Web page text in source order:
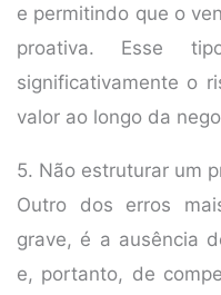
e permitindo que o
proativa. Esse
significativamente o
valor ao longo da
5. Não estruturar um
Outro dos erros
grave, é a ausência
e, portanto, de